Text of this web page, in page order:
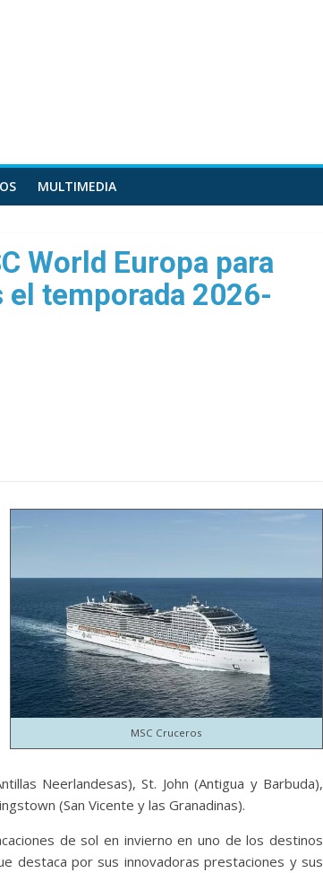
MULTIMEDIA
World Europa para
temporada 2026-
MSC Cruceros
Neerlandesas), St. John (Antigua y Barbuda),
(San Vicente y las Granadinas).
de sol en invierno en uno de los destinos
destaca por sus innovadoras prestaciones y sus